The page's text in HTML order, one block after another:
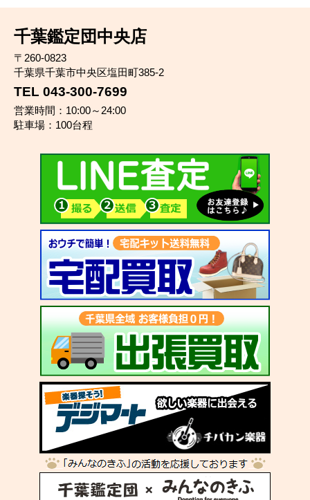
千葉鑑定団中央店
〒260-0823
千葉県千葉市中央区塩田町385-2
TEL 043-300-7699
営業時間：10:00～24:00
駐車場：100台程